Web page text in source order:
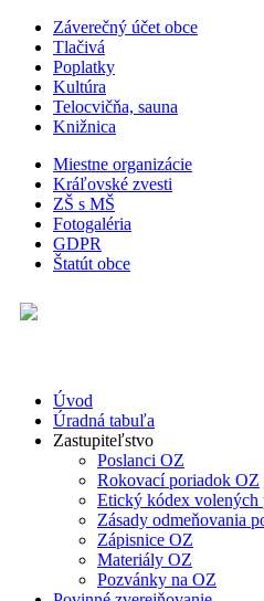
Záverečný účet obce
Tlačivá
Poplatky
Kultúra
Telocvičňa, sauna
Knižnica
Miestne organizácie
Kráľovské zvesti
ZŠ s MŠ
Fotogaléria
GDPR
Štatút obce
Úvod
Úradná tabuľa
Zastupiteľstvo
Poslanci OZ
Rokovací poriadok OZ
Etický kódex volených
Zásady odmeňovania
Zápisnice OZ
Materiály OZ
Pozvánky na OZ